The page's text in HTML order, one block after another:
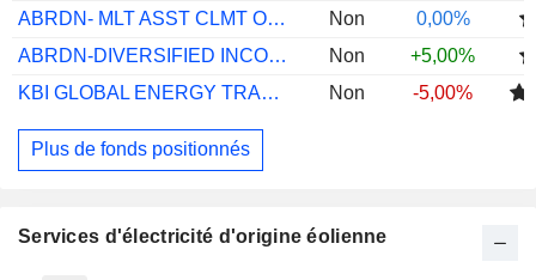
ABRDN- MLT ASST CLMT OPPS K ACC HGDGBP
Non
0,00%
ABRDN-DIVERSIFIED INCOME A GRS MINC HEUR
Non
+5,00%
KBI GLOBAL ENERGY TRANSITION C EUR
Non -5,00%
Plus de fonds positionnés
Services d'électricité d'origine éolienne